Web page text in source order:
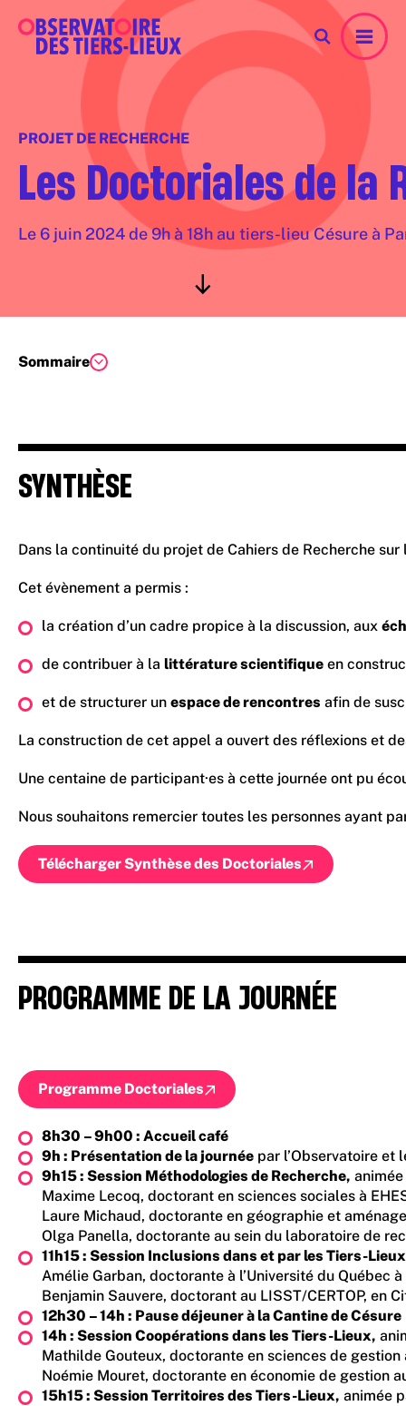
Menu
PROJET DE RECHERCHE
Les Doctoriales de la
Le 6 juin 2024 de 9h à 18h au tiers-lieu Césure à
Sommaire
SYNTHÈSE
Dans la continuité du projet de Cahiers de Recherche
Cet évènement a permis :
la création d’un cadre propice à la discussion, aux
de contribuer à la littérature scientifique en
et de structurer un espace de rencontres afin de
La construction de cet appel a ouvert des réflexions et
Une centaine de participant·es à cette journée ont pu
Nous souhaitons remercier toutes les personnes ayant
Télécharger Synthèse des Doctoriales
PROGRAMME DE LA JOURNÉE
Programme Doctoriales
8h30 – 9h00 : Accueil café
9h : Présentation de la journée par l’Observatoire et
9h15 : Session Méthodologies de Recherche,
Maxime Lecoq, doctorant en sciences sociales à
Laure Michaud, doctorante en géographie et
Olga Panella, doctorante au sein du laboratoire de
11h15 : Session Inclusions dans et par les Tiers-Lieux
Amélie Garban, doctorante à l’Université du Québec
Benjamin Sauvere, doctorant au LISST/CERTOP, en
12h30 – 14h : Pause déjeuner à la Cantine de Césure
14h : Session Coopérations dans les Tiers-Lieux,
Mathilde Gouteux, doctorante en sciences de
Noémie Mouret, doctorante en économie de gestion
15h15 : Session Territoires des Tiers-Lieux, animée